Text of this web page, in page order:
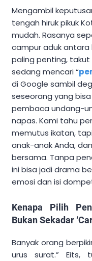
Mengambil
tengah hiruk pikuk
mudah. Rasanya
campur aduk antara
paling penting, takut
sedang mencari “
di Google sambil
seseorang yang
pembaca undang-
napas. Kami tahu
memutus ikatan,
anak-anak Anda,
bersama. Tanpa
ini bisa jadi drama
emosi dan isi
Kenapa Pilih
Bukan Sekadar
Banyak orang
urus surat.” Eits,